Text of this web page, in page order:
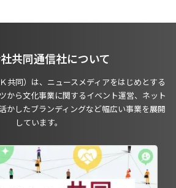
共同通信社について
共同）は、ニュースメディアをはじめとする
から文化事業に関するイベント運営、ネット
かしたブランディングなど幅広い事業を展開
しています。